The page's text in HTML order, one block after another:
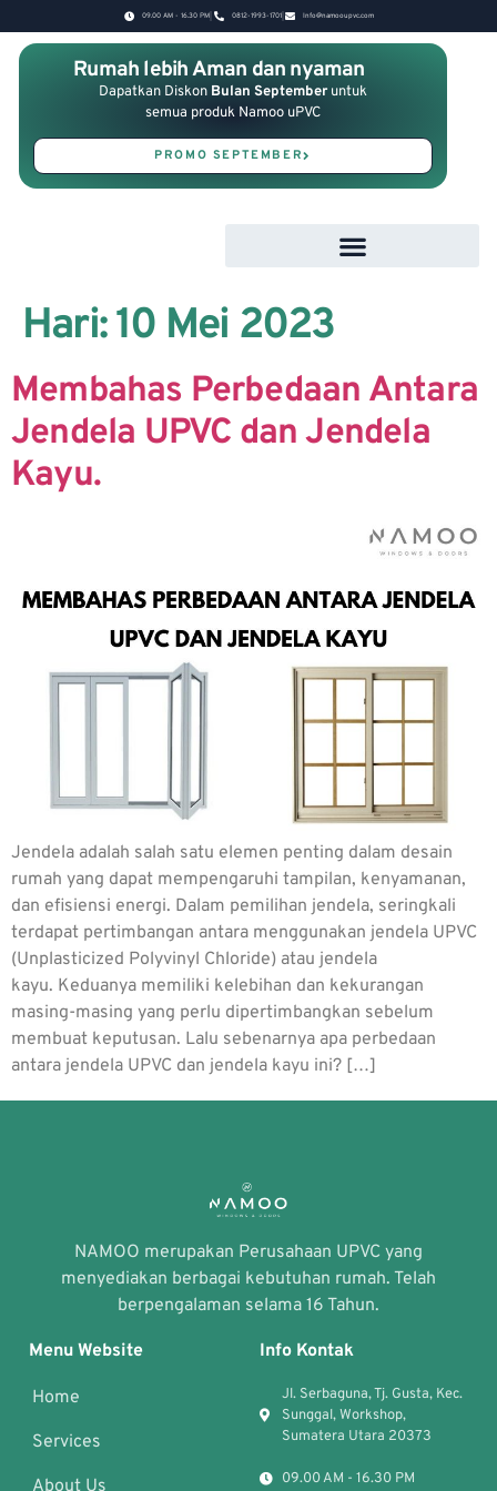
09.00 AM - 16.30 PM 0812-1993-1701 Info@namooupvc.com
Rumah lebih Aman dan nyaman
Dapatkan Diskon Bulan September untuk
semua produk Namoo uPVC
PROMO SEPTEMBER
Hari:10 Mei 2023
Membahas Perbedaan Antara
Jendela UPVC dan Jendela
Kayu.
Jendela adalah salah satu elemen penting dalam desain
rumah yang dapat mempengaruhi tampilan, kenyamanan,
dan efisiensi energi. Dalam pemilihan jendela, seringkali
terdapat pertimbangan antara menggunakan jendela UPVC
(Unplasticized Polyvinyl Chloride) atau jendela
kayu. Keduanya memiliki kelebihan dan kekurangan
masing-masing yang perlu dipertimbangkan sebelum
membuat keputusan. Lalu sebenarnya apa perbedaan
antara jendela UPVC dan jendela kayu ini? […]
NAMOO merupakan Perusahaan UPVC yang
menyediakan berbagai kebutuhan rumah. Telah
berpengalaman selama 16 Tahun.
Menu Website
Home
Services
About Us
Info Kontak
Jl. Serbaguna, Tj. Gusta, Kec.
Sunggal, Workshop,
Sumatera Utara 20373
09.00 AM - 16.30 PM